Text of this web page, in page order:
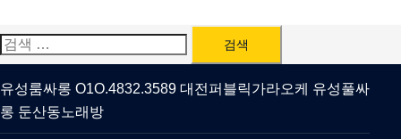
검
색:
유성룸싸롱 O1O.4832.3589 대전퍼블릭가라오케 유성풀싸
롱 둔산동노래방